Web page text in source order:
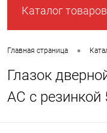
Каталог товаров
Главная страница •
Глазок
AC с